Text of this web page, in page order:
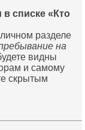
списке «Кто
разделе
на
видны
и самому
скрытым